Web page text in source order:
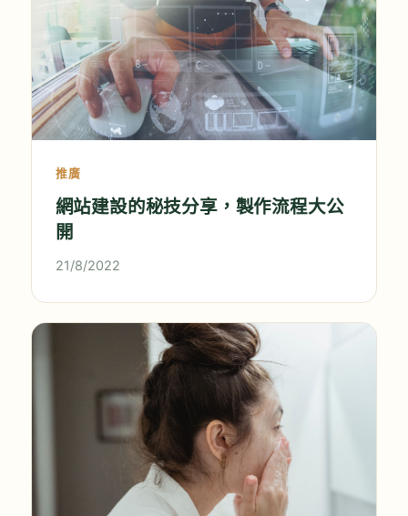
推廣
網站建設的秘技分享，製作流程大公
開
21/8/2022